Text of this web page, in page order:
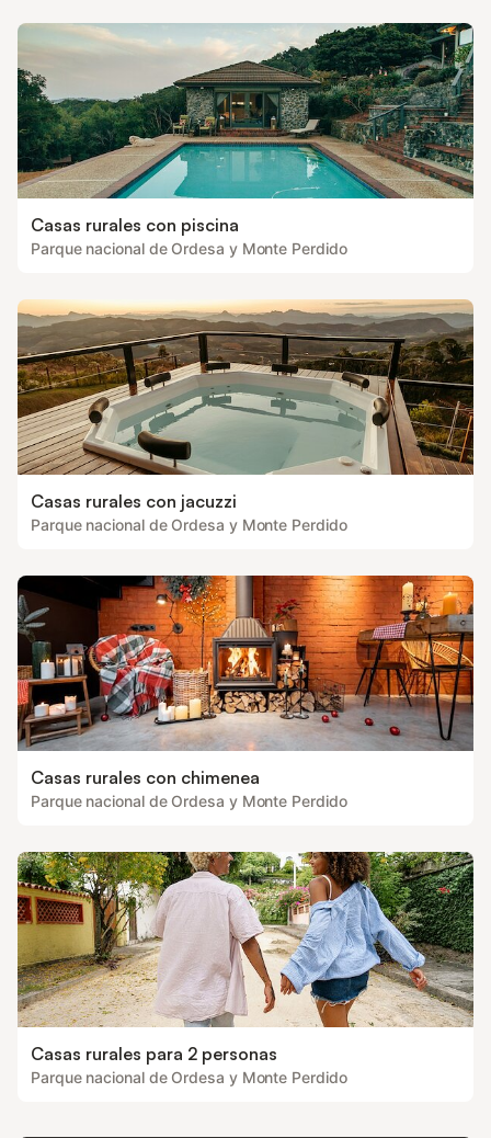
Casas rurales con piscina
Parque nacional de Ordesa y Monte Perdido
Casas rurales con jacuzzi
Parque nacional de Ordesa y Monte Perdido
Casas rurales con chimenea
Parque nacional de Ordesa y Monte Perdido
Casas rurales para 2 personas
Parque nacional de Ordesa y Monte Perdido